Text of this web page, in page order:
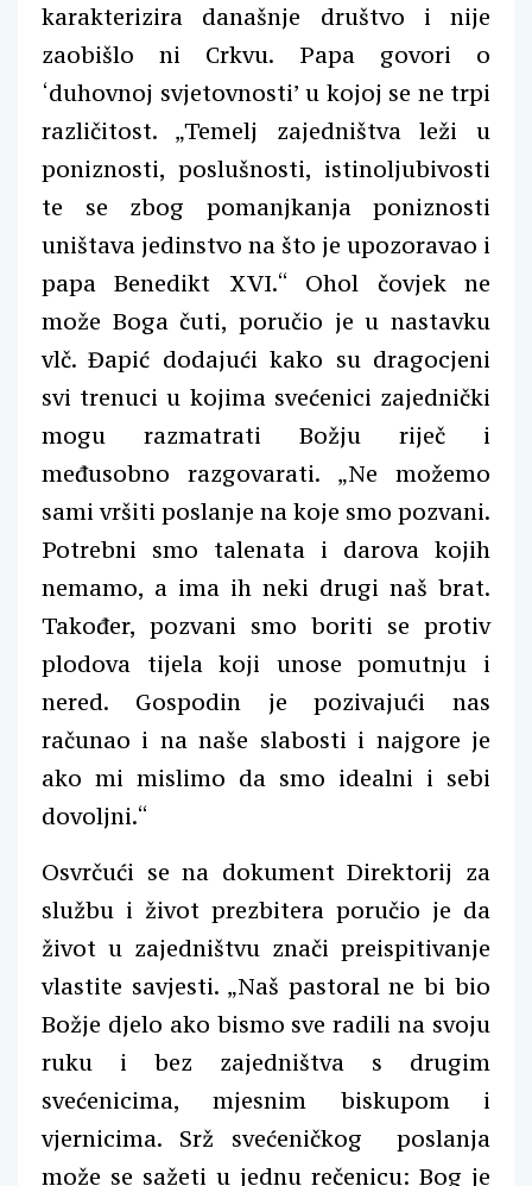
karakterizira današnje društvo i nije
zaobišlo ni Crkvu. Papa govori o
‘duhovnoj svjetovnosti’ u kojoj se ne trpi
različitost. „Temelj zajedništva leži u
poniznosti, poslušnosti, istinoljubivosti
te se zbog pomanjkanja poniznosti
uništava jedinstvo na što je upozoravao i
papa Benedikt XVI.“ Ohol čovjek ne
može Boga čuti, poručio je u nastavku
vlč. Đapić dodajući kako su dragocjeni
svi trenuci u kojima svećenici zajednički
mogu razmatrati Božju riječ i
međusobno razgovarati. „Ne možemo
sami vršiti poslanje na koje smo pozvani.
Potrebni smo talenata i darova kojih
nemamo, a ima ih neki drugi naš brat.
Također, pozvani smo boriti se protiv
plodova tijela koji unose pomutnju i
nered. Gospodin je pozivajući nas
računao i na naše slabosti i najgore je
ako mi mislimo da smo idealni i sebi
dovoljni.“
Osvrčući se na dokument Direktorij za
službu i život prezbitera poručio je da
život u zajedništvu znači preispitivanje
vlastite savjesti. „Naš pastoral ne bi bio
Božje djelo ako bismo sve radili na svoju
ruku i bez zajedništva s drugim
svećenicima, mjesnim biskupom i
vjernicima. Srž svećeničkog poslanja
može se sažeti u jednu rečenicu: Bog je